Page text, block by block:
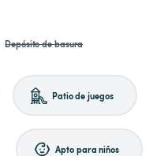
Depósito de basura
Patio de juegos
Apto para niños